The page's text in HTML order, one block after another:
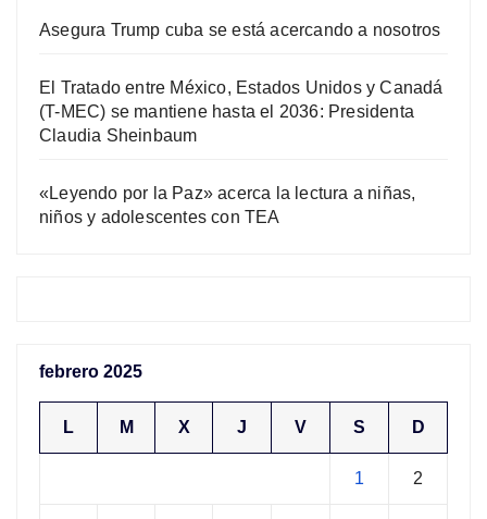
Asegura Trump cuba se está acercando a nosotros
El Tratado entre México, Estados Unidos y Canadá
(T-MEC) se mantiene hasta el 2036: Presidenta
Claudia Sheinbaum
«Leyendo por la Paz» acerca la lectura a niñas,
niños y adolescentes con TEA
febrero 2025
L M X J V S D
1 2